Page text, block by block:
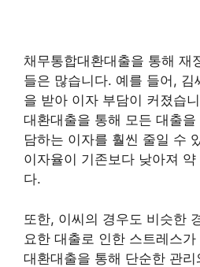
채무통합대환대출을 통해 재
들은 많습니다. 예를 들어, 김
을 받아 이자 부담이 커졌습
대환대출을 통해 모든 대출
담하는 이자를 훨씬 줄일 수
이자율이 기존보다 낮아져
다.
또한, 이씨의 경우도 비슷한
요한 대출로 인한 스트레스
대환대출을 통해 단순한 관